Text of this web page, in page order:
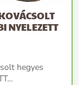
NYELEZETT
hegyes